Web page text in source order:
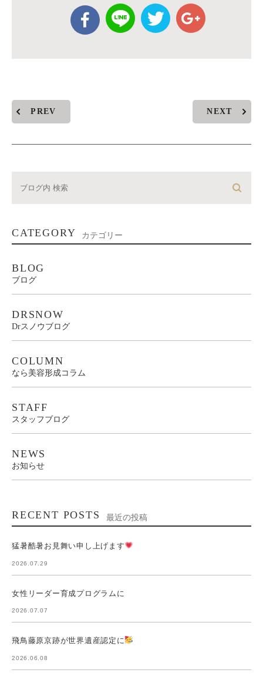
PREV NEXT
CATEGORY カテゴリー
BLOG
ブログ
DRSNOW
Drスノウブログ
COLUMN
なら美容形成コラム
STAFF
スタッフブログ
NEWS
お知らせ
RECENT POSTS 最近の投稿
猛暑酷暑お見舞い申し上げます
2026.07.29
女性リーダー育成プログラムに
2026.07.07
飛鳥藤原京跡が世界遺産認定に
2026.06.08